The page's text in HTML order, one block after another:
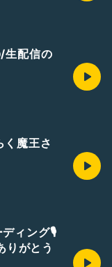
生配信の
魔王さ
ィング🎙
りがとう